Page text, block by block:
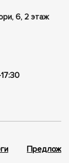
​​6, 2 этаж